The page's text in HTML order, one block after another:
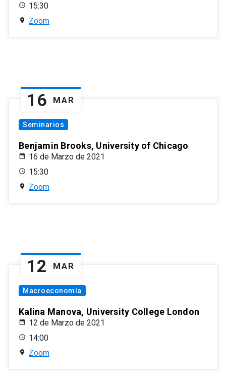
15:30
Zoom
16 MAR
Seminarios
Benjamin Brooks, University of Chicago
16 de Marzo de 2021
15:30
Zoom
12 MAR
Macroeconomía
Kalina Manova, University College London
12 de Marzo de 2021
14:00
Zoom